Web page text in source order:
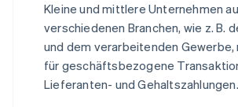
Kleine und mittlere Unternehmen
verschiedenen Branchen, wie z. B.
und dem verarbeitenden Gewerbe,
für geschäftsbezogene
Lieferanten- und Gehaltszahlungen.